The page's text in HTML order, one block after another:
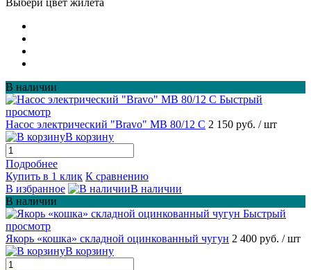
В наличии
Быстрый
просмотр
Насос электрический "Bravo" MB 80/12 С 2 150 руб. / шт
В корзину
Подробнее
Купить в 1 клик К сравнению
В избранное
В наличии
В наличии
Быстрый
просмотр
Якорь «кошка» складной оцинкованный чугун 2 400 руб. / шт
В корзину